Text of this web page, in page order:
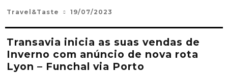
Travel&Taste 19/07/2023
Transavia inicia as suas vendas de
Inverno com anúncio de nova rota
Lyon – Funchal via Porto